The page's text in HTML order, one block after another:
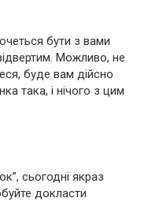
бути з вами
Можливо, не
буде вам дійсно
така, і нічого з цим
сьогодні якраз
докласти